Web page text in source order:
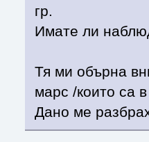
гр.
Имате ли
Тя ми обърна
марс /които са
Дано ме